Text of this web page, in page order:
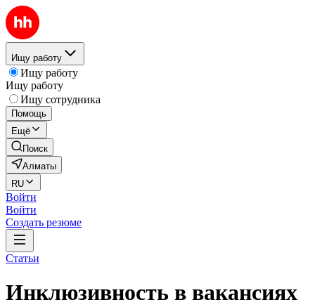
Ищу работу
Ищу работу
Ищу работу
Ищу сотрудника
Помощь
Ещё
Поиск
Алматы
RU
Войти
Войти
Создать резюме
Статьи
Инклюзивность в вакансиях